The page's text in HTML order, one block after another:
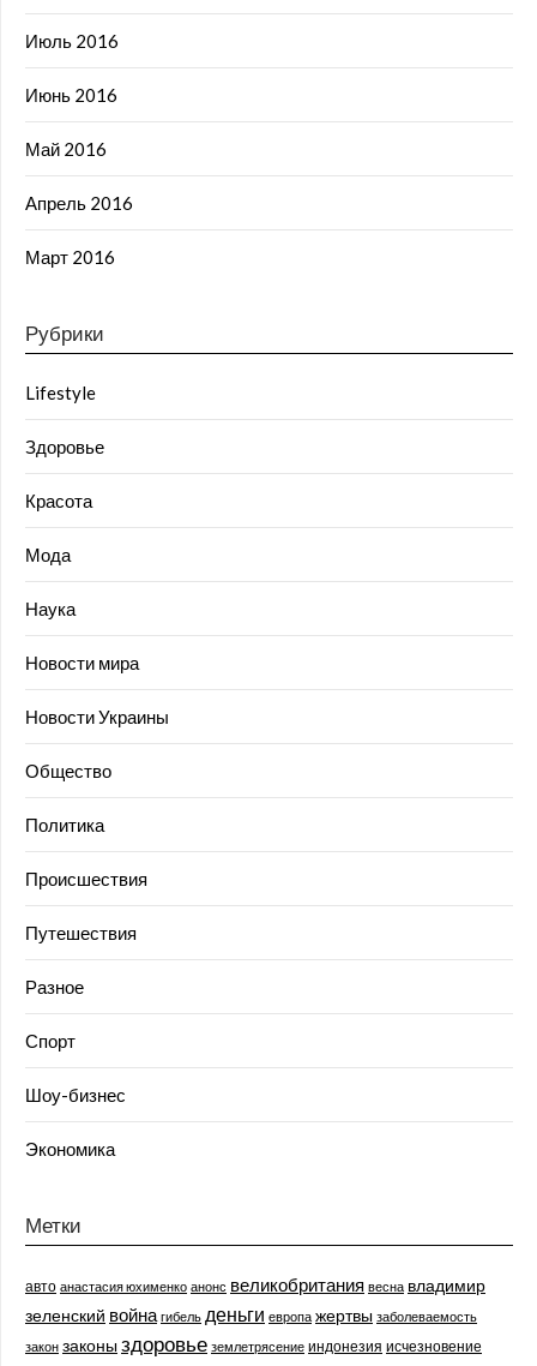
Июль 2016
Июнь 2016
Май 2016
Апрель 2016
Март 2016
Рубрики
Lifestyle
Здоровье
Красота
Мода
Наука
Новости мира
Новости Украины
Общество
Политика
Происшествия
Путешествия
Разное
Спорт
Шоу-бизнес
Экономика
Метки
авто анастасия юхименко анонс великобритания весна владимир
зеленский война гибель деньги европа жертвы заболеваемость
закон законыздоровье землетрясение индонезия исчезновение